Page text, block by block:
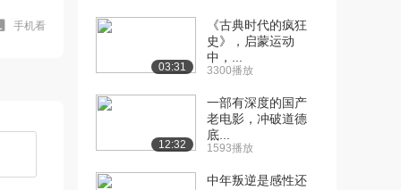
手机看
03:31
《古典时代的疯狂
史》，启蒙运动
中，...
3300播放
12:32
一部有深度的国产
老电影，冲破道德
底...
1593播放
中年叛逆是感性还